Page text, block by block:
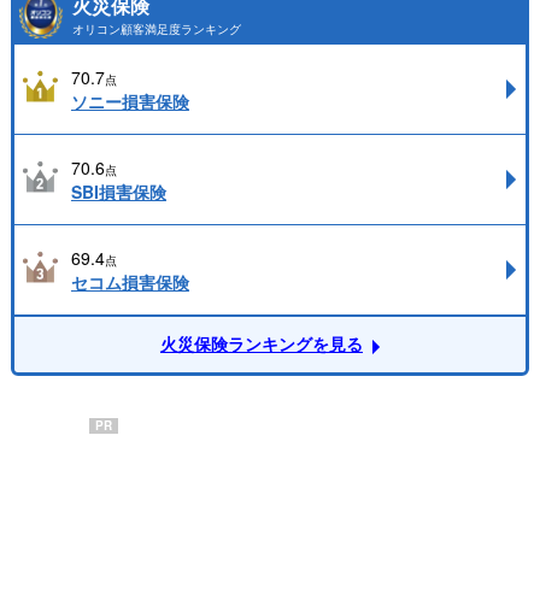
火災保険
オリコン顧客満足度ランキング
70.7点
ソニー損害保険
70.6点
SBI損害保険
69.4点
セコム損害保険
火災保険ランキングを見る
PR